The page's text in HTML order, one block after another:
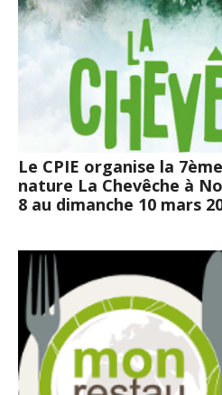
Le CPIE organise la
nature La Chevêche à
8 au dimanche 10 mars